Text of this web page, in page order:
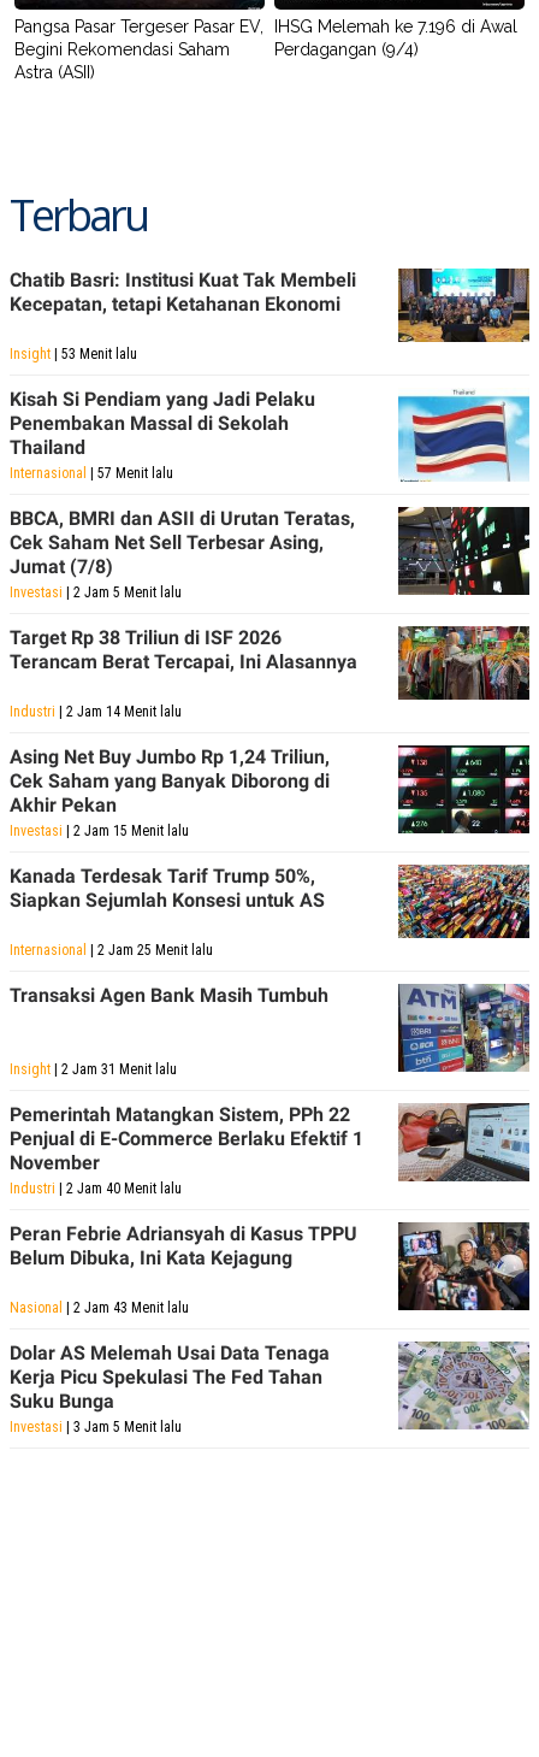
Pangsa Pasar Tergeser Pasar EV,
Begini Rekomendasi Saham
Astra (ASII)
IHSG Melemah ke 7.196 di Awal
Perdagangan (9/4)
Terbaru
Chatib Basri: Institusi Kuat Tak Membeli
Kecepatan, tetapi Ketahanan Ekonomi
Insight | 53 Menit lalu
Kisah Si Pendiam yang Jadi Pelaku
Penembakan Massal di Sekolah
Thailand
Internasional | 57 Menit lalu
BBCA, BMRI dan ASII di Urutan Teratas,
Cek Saham Net Sell Terbesar Asing,
Jumat (7/8)
Investasi | 2 Jam 5 Menit lalu
Target Rp 38 Triliun di ISF 2026
Terancam Berat Tercapai, Ini Alasannya
Industri | 2 Jam 14 Menit lalu
Asing Net Buy Jumbo Rp 1,24 Triliun,
Cek Saham yang Banyak Diborong di
Akhir Pekan
Investasi | 2 Jam 15 Menit lalu
Kanada Terdesak Tarif Trump 50%,
Siapkan Sejumlah Konsesi untuk AS
Internasional | 2 Jam 25 Menit lalu
Transaksi Agen Bank Masih Tumbuh
Insight | 2 Jam 31 Menit lalu
Pemerintah Matangkan Sistem, PPh 22
Penjual di E-Commerce Berlaku Efektif 1
November
Industri | 2 Jam 40 Menit lalu
Peran Febrie Adriansyah di Kasus TPPU
Belum Dibuka, Ini Kata Kejagung
Nasional | 2 Jam 43 Menit lalu
Dolar AS Melemah Usai Data Tenaga
Kerja Picu Spekulasi The Fed Tahan
Suku Bunga
Investasi | 3 Jam 5 Menit lalu